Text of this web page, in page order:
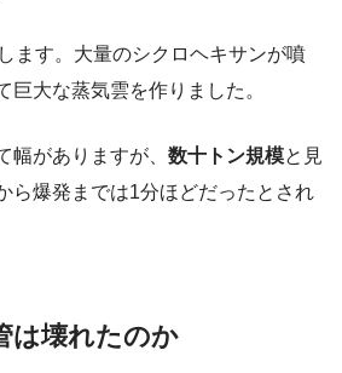
ます。大量のシクロヘキサンが噴
巨大な蒸気雲を作りました。
幅がありますが、 数十トン規模と見
ら爆発までは1分ほどだったとされ
は壊れたのか